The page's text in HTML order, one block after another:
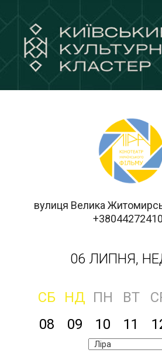
вулиця Велика
06 ЛИПНЯ,
СБ НД ПН ВТ
08
09 10 11